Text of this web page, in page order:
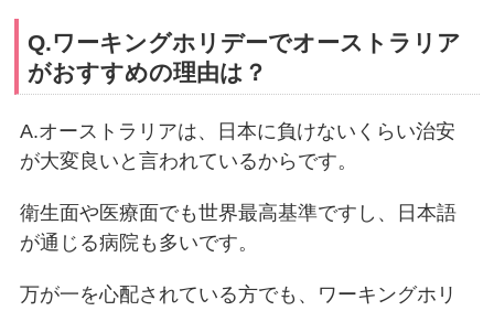
Q.ワーキングホリデーでオーストラリア
がおすすめの理由は？
A.オーストラリアは、日本に負けないくらい治安
が大変良いと言われているからです。
衛生面や医療面でも世界最高基準ですし、日本語
が通じる病院も多いです。
万が一を心配されている方でも、ワーキングホリ